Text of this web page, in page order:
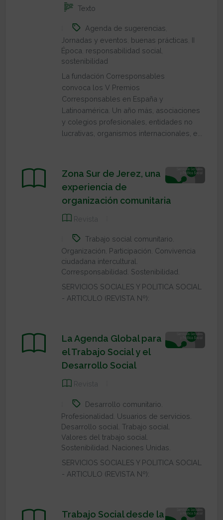
Texto
Agenda de sugerencias
Jornadas y eventos buenas prácticas II
Época responsabilidad social
sostenibilidad
La fundación Corresponsables
convoca los V Premios
Corresponsables en España y
Latinoamérica. Un año más, asociaciones
y colegios profesionales, entidades no
lucrativas, organismos internacionales, e...
Zona Sur de Jerez, una
experiencia de
organización comunitaria
Revista
Trabajo social comunitario.
Organización. Participación. Convivencia
ciudadana intercultural.
Corresponsabilidad. Sostenibilidad.
SERVICIOS SOCIALES Y POLITICA SOCIAL
- ARTICULO (REVISTA Nº):
La Agenda Global para
el Trabajo Social y el
Desarrollo Social
Revista
Desarrollo comunitario.
Profesionalidad. Usuarios de servicios.
Desarrollo social. Trabajo social.
Valores del trabajo social.
Sostenibilidad. Naciones Unidas.
SERVICIOS SOCIALES Y POLITICA SOCIAL
- ARTICULO (REVISTA Nº):
Trabajo Social desde la